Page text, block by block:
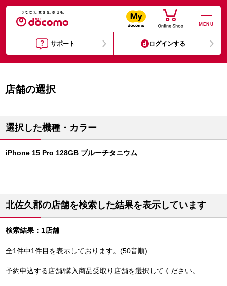
MENU
サポート ログインする
店舗の選択
選択した機種・カラー
iPhone 15 Pro 128GB ブルーチタニウム
北佐久郡の店舗を検索した結果を表示しています
検索結果：1店舗
全1件中1件目を表示しております。(50音順)
予約申込する店舗/購入商品受取り店舗を選択してください。